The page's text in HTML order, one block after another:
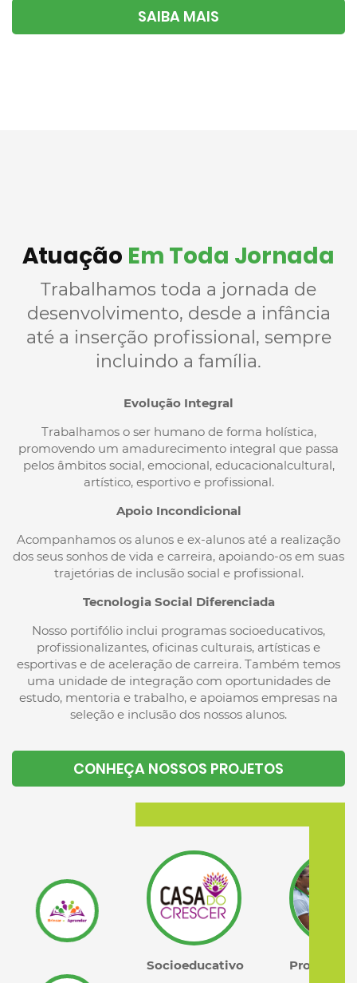
SAIBA MAIS
Atuação Em Toda Jornada
Trabalhamos toda a jornada de
desenvolvimento, desde a infância
até a inserção profissional, sempre
incluindo a família.
Evolução Integral
Trabalhamos o ser humano de forma holística,
promovendo um amadurecimento integral que passa
pelos âmbitos social, emocional, educacionalcultural,
artístico, esportivo e profissional.
Apoio Incondicional
Acompanhamos os alunos e ex-alunos até a realização
dos seus sonhos de vida e carreira, apoiando-os em suas
trajetórias de inclusão social e profissional.
Tecnologia Social Diferenciada
Nosso portifólio inclui programas socioeducativos,
profissionalizantes, oficinas culturais, artísticas e
esportivas e de aceleração de carreira. Também temos
uma unidade de integração com oportunidades de
estudo, mentoria e trabalho, e apoiamos empresas na
seleção e inclusão dos nossos alunos.
CONHEÇA NOSSOS PROJETOS
Socioeducativo Profissionalizante